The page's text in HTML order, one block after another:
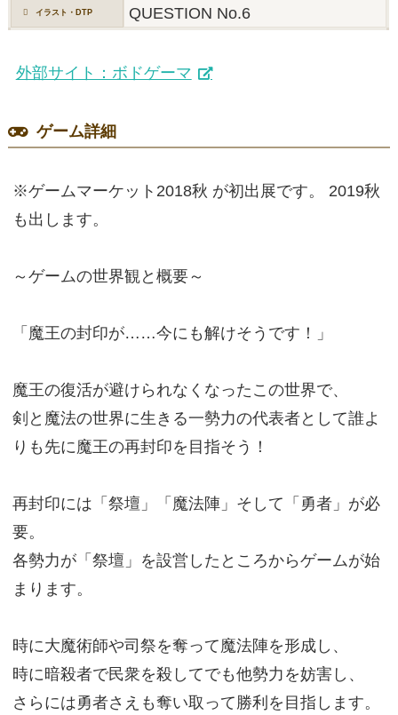
イラスト・DTP QUESTION No.6
外部サイト：ボドゲーマ
ゲーム詳細
※ゲームマーケット2018秋 が初出展です。 2019秋
も出します。
～ゲームの世界観と概要～
「魔王の封印が……今にも解けそうです！」
魔王の復活が避けられなくなったこの世界で、
剣と魔法の世界に生きる一勢力の代表者として誰よ
りも先に魔王の再封印を目指そう！
再封印には「祭壇」「魔法陣」そして「勇者」が必
要。
各勢力が「祭壇」を設営したところからゲームが始
まります。
時に大魔術師や司祭を奪って魔法陣を形成し、
時に暗殺者で民衆を殺してでも他勢力を妨害し、
さらには勇者さえも奪い取って勝利を目指します。